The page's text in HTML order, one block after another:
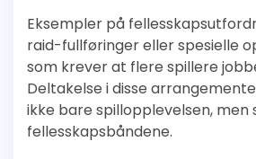
Eksempler på
raid-fullføringer eller spesielle
som krever at flere spillere
Deltakelse i disse
ikke bare spillopplevelsen, men
fellesskapsbåndene.